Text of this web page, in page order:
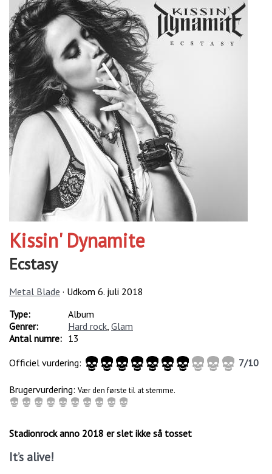
Kissin' Dynamite
Ecstasy
Metal Blade · Udkom 6. juli 2018
Type:
Album
Genrer:
Hard rock Glam
Antal numre: 13
Officiel vurdering:
7/10
Brugervurdering: Vær den første til at stemme.
Stadionrock anno 2018 er slet ikke så tosset
It’s alive!